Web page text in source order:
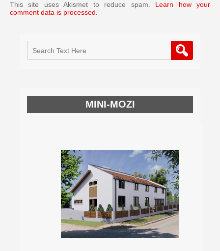
This site uses Akismet to reduce spam. Learn how your
comment data is processed.
MINI-MOZI